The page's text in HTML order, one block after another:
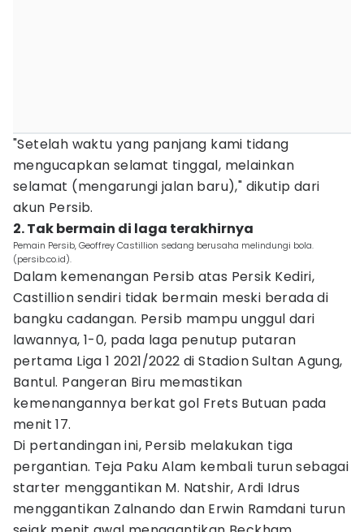
"Setelah waktu yang panjang kami tidang
mengucapkan selamat tinggal, melainkan
selamat (mengarungi jalan baru)," dikutip dari
akun Persib.
2. Tak bermain di laga terakhirnya
Pemain Persib, Geoffrey Castillion sedang berusaha melindungi bola.
(persib.co.id).
Dalam kemenangan Persib atas Persik Kediri,
Castillion sendiri tidak bermain meski berada di
bangku cadangan. Persib mampu unggul dari
lawannya, 1-0, pada laga penutup putaran
pertama Liga 1 2021/2022 di Stadion Sultan Agung,
Bantul. Pangeran Biru memastikan
kemenangannya berkat gol Frets Butuan pada
menit 17.
Di pertandingan ini, Persib melakukan tiga
pergantian. Teja Paku Alam kembali turun sebagai
starter menggantikan M. Natshir, Ardi Idrus
menggantikan Zalnando dan Erwin Ramdani turun